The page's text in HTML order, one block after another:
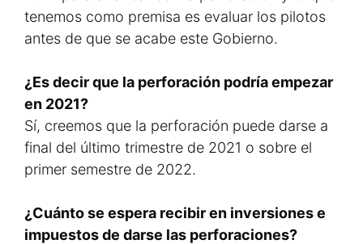
tenemos como premisa es evaluar los pilotos
antes de que se acabe este Gobierno.
¿Es decir que la perforación podría empezar
en 2021?
Sí, creemos que la perforación puede darse a
final del último trimestre de 2021 o sobre el
primer semestre de 2022.
¿Cuánto se espera recibir en inversiones e
impuestos de darse las perforaciones?